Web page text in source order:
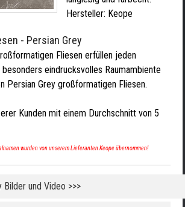
Hersteller: Keope
- Persian Grey
Fliesen erfüllen jeden
besonders eindrucksvolles Raumambiente
Persian Grey großformatigen Fliesen.
Kunden mit einem Durchschnitt von 5
wurden von unserem Lieferanten Keope übernommen!
Bilder und Video >>>